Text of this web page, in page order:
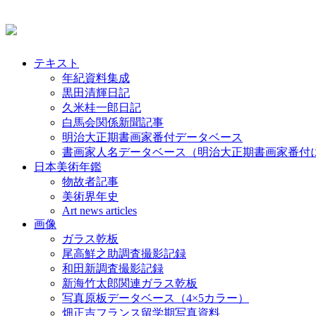
テキスト
年紀資料集成
黒田清輝日記
久米桂一郎日記
白馬会関係新聞記事
明治大正期書画家番付データベース
書画家人名データベース（明治大正期書画家番付
日本美術年鑑
物故者記事
美術界年史
Art news articles
画像
ガラス乾板
尾高鮮之助調査撮影記録
和田新調査撮影記録
新海竹太郎関連ガラス乾板
写真原板データベース（4×5カラー）
畑正吉フランス留学期写真資料